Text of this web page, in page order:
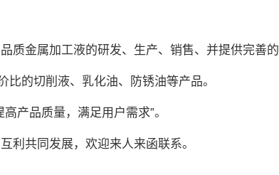
质金属加工液的研发、生产、销售、并提供完善
的切削液、乳化油、防锈油等产品。
产品质量，满足用户需求”。
利共同发展，欢迎来人来函联系。